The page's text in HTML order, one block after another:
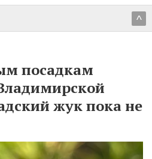
^
посадкам
жук пока не